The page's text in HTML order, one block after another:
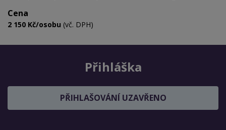
Cena
2 150 Kč/osobu (vč. DPH)
Přihláška
PŘIHLAŠOVÁNÍ UZAVŘENO